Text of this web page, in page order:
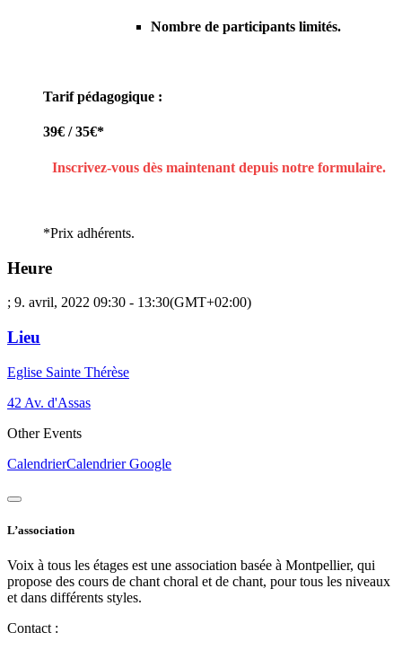
Nombre de participants limités.
Tarif pédagogique :
39€ / 35€*
Inscrivez-vous dès maintenant depuis notre formulaire.
*Prix adhérents.
Heure
; 9. avril, 2022 09:30 - 13:30(GMT+02:00)
Lieu
Eglise Sainte Thérèse
42 Av. d'Assas
Other Events
CalendrierCalendrier Google
L’association
Voix à tous les étages est une association basée à Montpellier, qui
propose des cours de chant choral et de chant, pour tous les niveaux
et dans différents styles.
Contact :